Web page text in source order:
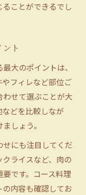
ことができるでし
ト
大のポイントは、
フィレなど部位ご
わせて選ぶことが大
どを比較しなが
しょう。
せにも注目してくだ
ライスなど、肉の
です。コース料理
内容も確認してお